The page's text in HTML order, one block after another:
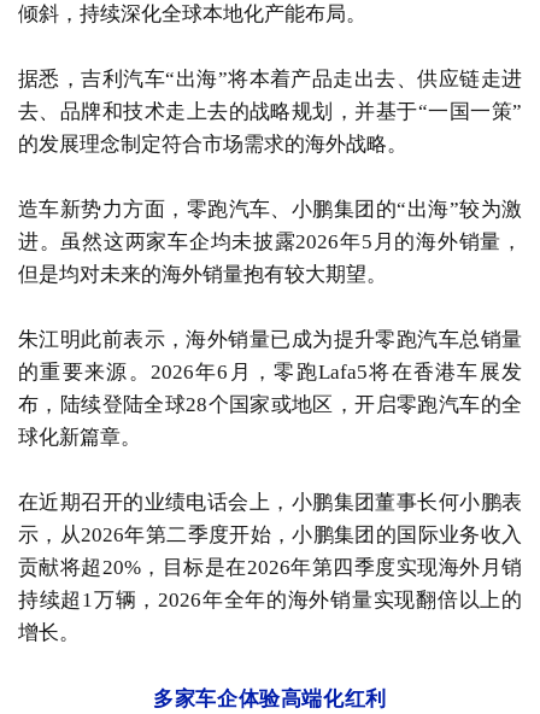
倾斜，持续深化全球本地化产能布局。
据悉，吉利汽车“出海”将本着产品走出去、供应链走进
去、品牌和技术走上去的战略规划，并基于“一国一策”
的发展理念制定符合市场需求的海外战略。
造车新势力方面，零跑汽车、小鹏集团的“出海”较为激
进。虽然这两家车企均未披露2026年5月的海外销量，
但是均对未来的海外销量抱有较大期望。
朱江明此前表示，海外销量已成为提升零跑汽车总销量
的重要来源。2026年6月，零跑Lafa5将在香港车展发
布，陆续登陆全球28个国家或地区，开启零跑汽车的全
球化新篇章。
在近期召开的业绩电话会上，小鹏集团董事长何小鹏表
示，从2026年第二季度开始，小鹏集团的国际业务收入
贡献将超20%，目标是在2026年第四季度实现海外月销
持续超1万辆，2026年全年的海外销量实现翻倍以上的
增长。
多家车企体验高端化红利